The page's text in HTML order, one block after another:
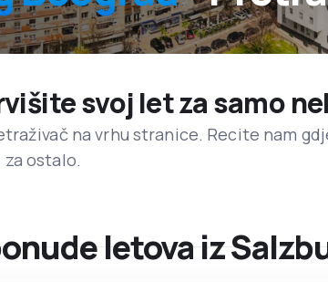
svoj let za samo
na vrhu stranice. Recite nam
ostalo.
letova iz